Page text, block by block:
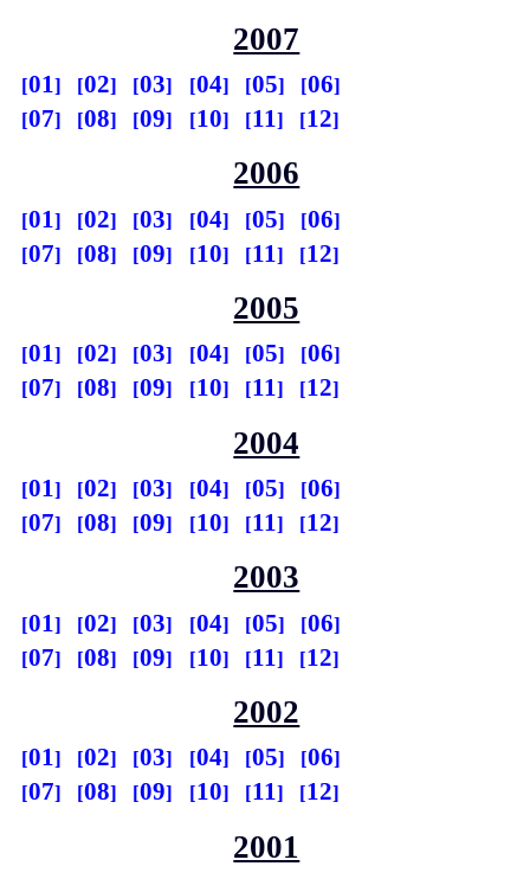
2007
01 02 03 04 05
06
07
08 09 10 11 12
2006
01 02 03 04 05
06
07
08 09 10 11 12
2005
01 02 03 04 05
06
07
08 09 10 11 12
2004
01 02 03 04 05
06
07
08 09 10 11 12
2003
01 02 03 04 05
06
07
08 09 10 11 12
2002
01 02 03 04 05
06
07
08 09 10 11 12
2001